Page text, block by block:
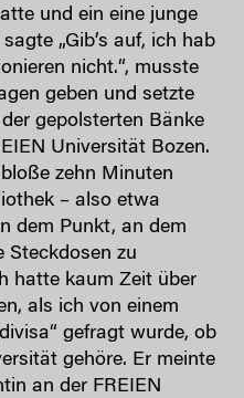
und ein eine junge
„Gib’s auf, ich hab
nicht.“, musste
geben und setzte
gepolsterten Bänke
Universität Bozen.
zehn Minuten
– also etwa
dem Punkt, an dem
Steckdosen zu
hatte kaum Zeit über
als ich von einem
gefragt wurde, ob
gehöre. Er meinte
an der FREIEN